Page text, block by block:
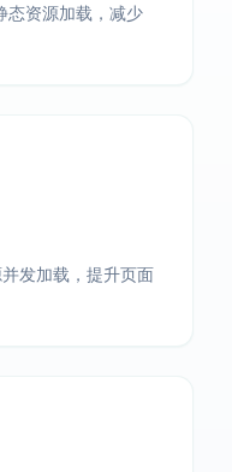
态资源加载，减少
发加载，提升页面